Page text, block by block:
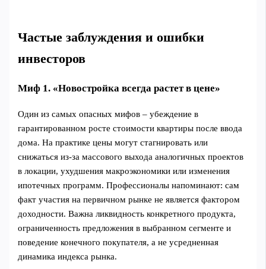
Частые заблуждения и ошибки
инвесторов
Миф 1. «Новостройка всегда растет в цене»
Один из самых опасных мифов – убеждение в
гарантированном росте стоимости квартиры после ввода
дома. На практике цены могут стагнировать или
снижаться из‑за массового выхода аналогичных проектов
в локации, ухудшения макроэкономики или изменения
ипотечных программ. Профессионалы напоминают: сам
факт участия на первичном рынке не является фактором
доходности. Важна ликвидность конкретного продукта,
ограниченность предложения в выбранном сегменте и
поведение конечного покупателя, а не усредненная
динамика индекса рынка.